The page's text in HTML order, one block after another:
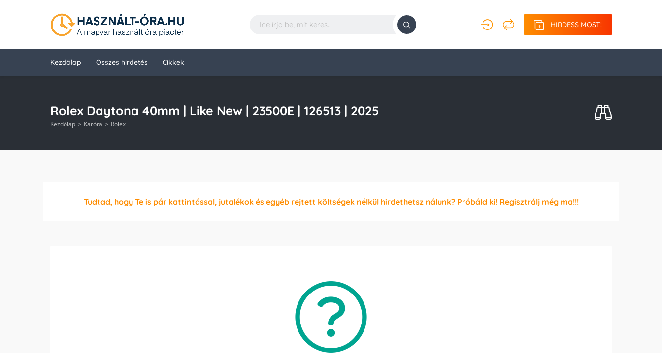
HIRDESS MOST!
Kezdőlap Összes hirdetés Cikkek
Rolex Daytona 40mm | Like New | 23500E | 126513 | 2025
Kezdőlap Karóra Rolex
Tudtad, hogy Te is pár kattintással, jutalékok és egyéb rejtett költségek nélkül hirdethetsz nálunk? Próbáld ki! Regisztrálj még ma!!!